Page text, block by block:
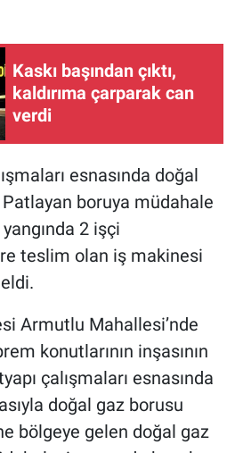
Kaskı başından çıktı,
kaldırıma çarparak can
verdi
esnasında doğal
boruya müdahale
2 işçi
teslim olan iş makinesi
Armutlu Mahallesi’nde
konutlarının inşasının
çalışmaları esnasında
doğal gaz borusu
bölgeye gelen doğal gaz